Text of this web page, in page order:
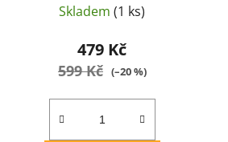
Skladem(1 ks)
479 Kč
599 Kč (–20 %)